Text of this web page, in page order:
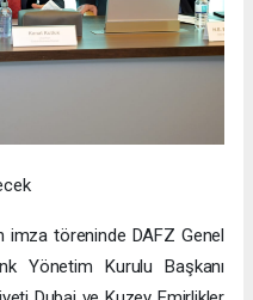
imza töreninde DAFZ Genel
Yönetim Kurulu Başkanı